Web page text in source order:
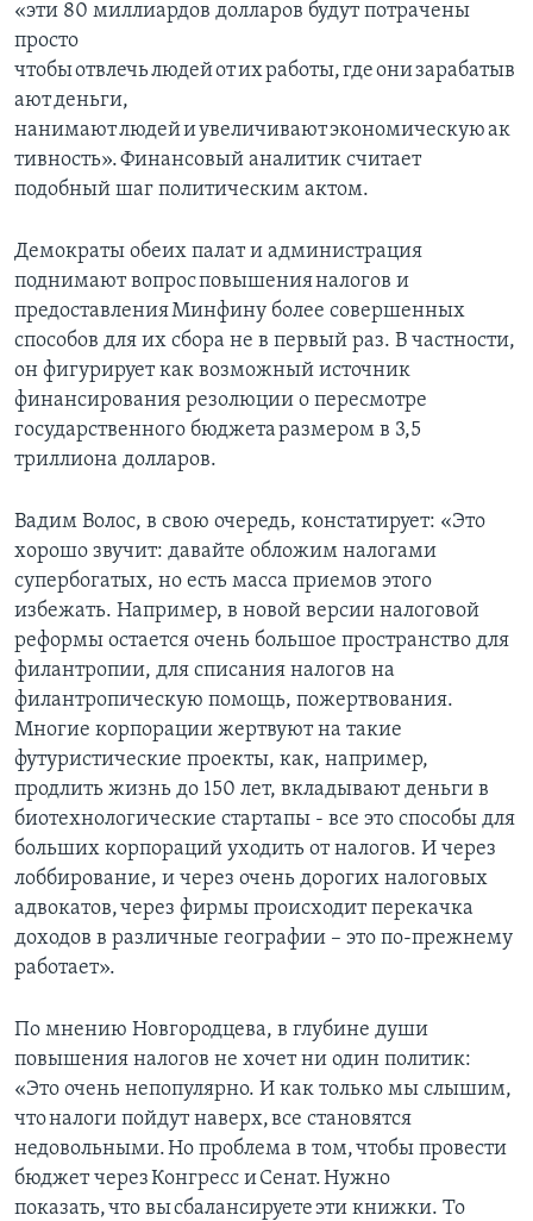
«эти 80 миллиардов долларов будут потрачены
просто
чтобы отвлечь людей от их работы, где они зарабатыв
ают деньги,
нанимают людей и увеличивают экономическую ак
тивность». Финансовый аналитик считает
подобный шаг политическим актом.
Демократы обеих палат и администрация
поднимают вопрос повышения налогов и
предоставления Минфину более совершенных
способов для их сбора не в первый раз. В частности,
он фигурирует как возможный источник
финансирования резолюции о пересмотре
государственного бюджета размером в 3,5
триллиона долларов.
Вадим Волос, в свою очередь, констатирует: «Это
хорошо звучит: давайте обложим налогами
супербогатых, но есть масса приемов этого
избежать. Например, в новой версии налоговой
реформы остается очень большое пространство для
филантропии, для списания налогов на
филантропическую помощь, пожертвования.
Многие корпорации жертвуют на такие
футуристические проекты, как, например,
продлить жизнь до 150 лет, вкладывают деньги в
биотехнологические стартапы - все это способы для
больших корпораций уходить от налогов. И через
лоббирование, и через очень дорогих налоговых
адвокатов, через фирмы происходит перекачка
доходов в различные географии – это по-прежнему
работает».
По мнению Новгородцева, в глубине души
повышения налогов не хочет ни один политик:
«Это очень непопулярно. И как только мы слышим,
что налоги пойдут наверх, все становятся
недовольными. Но проблема в том, чтобы провести
бюджет через Конгресс и Сенат. Нужно
показать, что вы сбалансируете эти книжки. То